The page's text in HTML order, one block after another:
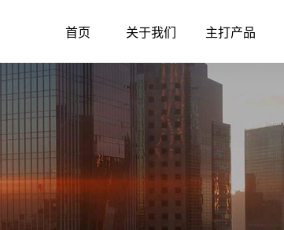
首页 关于我们 主打产品